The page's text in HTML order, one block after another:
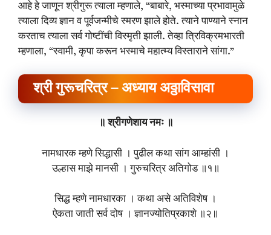
आहे हे जाणून श्रीगुरू त्याला म्हणाले, “बाबारे, भस्माच्या प्रभावामुळे
त्याला दिव्य ज्ञान व पूर्वजन्मीचे स्मरण झाले होते. त्याने पाण्याने स्नान
करताच त्याला सर्व गोष्टींची विस्मृती झाली. तेव्हा त्रिविक्रमभारती
म्हणाला, “स्वामी, कृपा करून भस्माचे महात्म्य विस्ताराने सांगा.”
श्री गुरूचरित्र – अध्याय अठ्ठाविसावा
॥ श्रीगणेशाय नमः ॥
नामधारक म्हणे सिद्धासी । पुढील कथा सांग आम्हांसी ।
उल्हास माझे मानसी । गुरुचरित्र अतिगोड ॥१॥
सिद्ध म्हणे नामधारका । कथा असे अतिविशेष ।
ऐकता जाती सर्व दोष । ज्ञानज्योतिप्रकाशे ॥२॥